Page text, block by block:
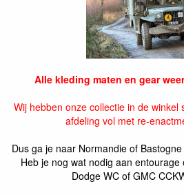
Alle kleding maten en gear
Wij hebben onze collectie in de
afdeling vol met re-
Dus ga je naar Normandie of
Heb je nog wat nodig aan entourage
Dodge WC of GMC